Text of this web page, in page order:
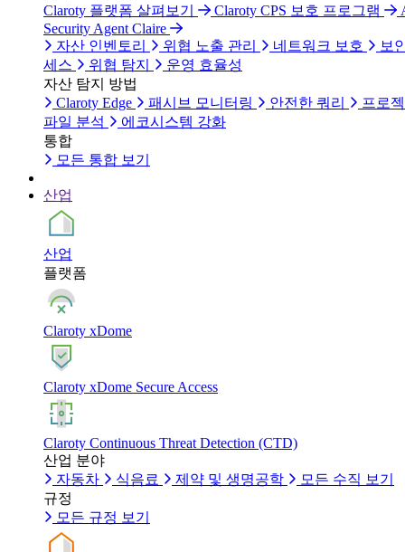
Claroty 플랫폼 살펴보기
Claroty CPS 보호 프로그램
Security Agent Claire
자산 인벤토리
위협 노출 관리 네트워크 보호
보
세스
위협 탐지
운영 효율성
자산 탐지 방법
Claroty Edge
패시브 모니터링 안전한 쿼리
프로
파일 분석
에코시스템 강화
통합
모든 통합 보기
산업
산업
플랫폼
Claroty xDome
Claroty xDome Secure Access
Claroty Continuous Threat Detection (CTD)
산업 분야
자동차
식음료 제약 및 생명공학
모든 수직 보기
규정
모든 규정 보기